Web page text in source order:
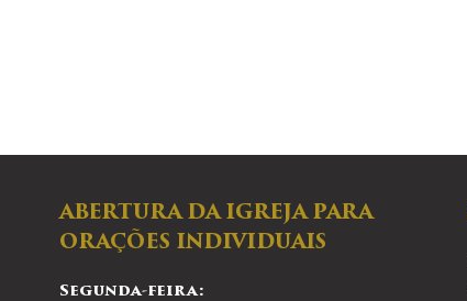
ABERTURA DA IGREJA PARA
ORAÇÕES INDIVIDUAIS
Segunda-feira: